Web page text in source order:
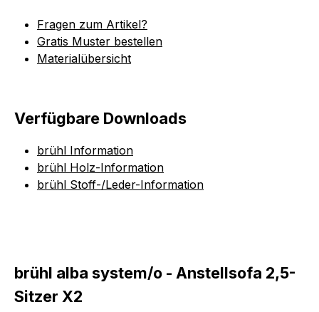
Fragen zum Artikel?
Gratis Muster bestellen
Materialübersicht
Verfügbare Downloads
brühl Information
brühl Holz-Information
brühl Stoff-/Leder-Information
brühl alba system/o - Anstellsofa 2,5-
Sitzer X2